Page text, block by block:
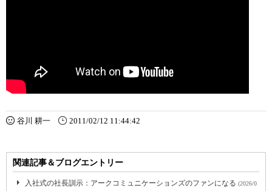
谷川 耕一 2011/02/12 11:44:42
関連記事＆ブログエントリー
入社式の社長訓示：アークコミュニケーションズのファンになる (2026/0